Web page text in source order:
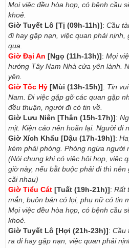
Mọi việc đều hòa hợp, có bệnh cầu
khoẻ.
Giờ Tuyết Lô [Tị (09h-11h)]: Cầu
đi hay gặp nạn, việc quan phải nịnh,
qua.
Giờ Đại An [Ngọ (11h-13h)]: Mọi
hướng Tây Nam Nhà cửa yên lành.
yên.
Giờ Tốc Hỷ [Mùi (13h-15h)]: Tin
Nam. Đi việc gặp gỡ các quan gặp
đều thuận, người đi có tin về.
Giờ Lưu Niên [Thân (15h-17h)]:
mịt. Kiện cáo nên hoãn lại. Người đi
Giờ Xích Khẩu [Dậu (17h-19h)]:
kém phải phòng. Phòng ngừa người
(Nói chung khi có việc hội họp, việc
giờ này, nếu bằt buộc phải đi thì
cãi nhau)
Giờ Tiểu Cát [Tuất (19h-21h)]: Rất
mắn, buôn bán có lợi, phụ nữ có tin
Mọi việc đều hòa hợp, có bệnh cầu
khoẻ.
Giờ Tuyết Lô [Hợi (21h-23h)]: Cầu
ra đi hay gặp nạn, việc quan phải